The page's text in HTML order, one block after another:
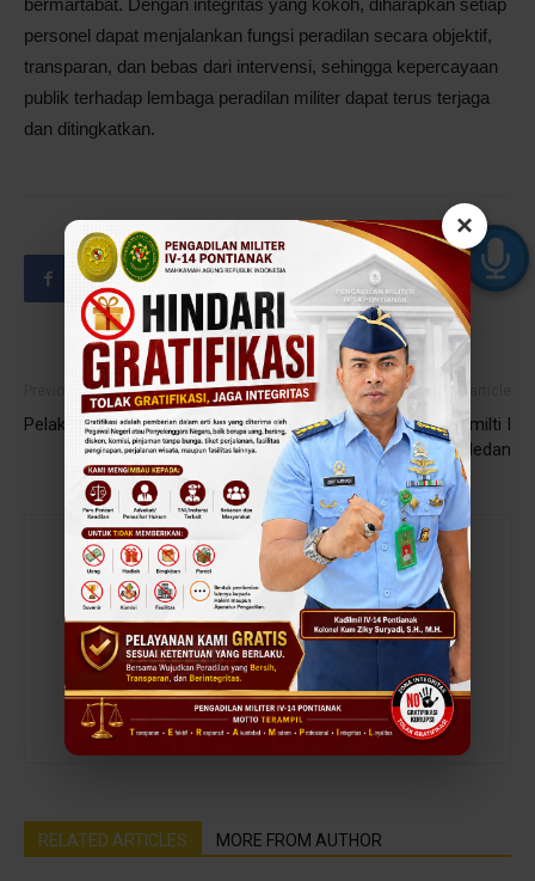
×
bermartabat. Dengan integritas yang kokoh, diharapkan setiap
personel dapat menjalankan fungsi peradilan secara objektif,
transparan, dan bebas dari intervensi, sehingga kepercayaan
publik terhadap lembaga peradilan militer dapat terus terjaga
dan ditingkatkan.
Previous article
Pelaksanaan Rapat Staf
Pembinaan oleh Waka Dilmilti I
Medan
admin
https://baru.dilmil-pontianak.go.id
RELATED ARTICLES MORE FROM AUTHOR